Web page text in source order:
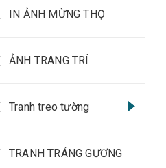
IN ẢNH MỪNG THỌ
ẢNH TRANG TRÍ
Tranh treo tường
TRANH TRÁNG GƯƠNG